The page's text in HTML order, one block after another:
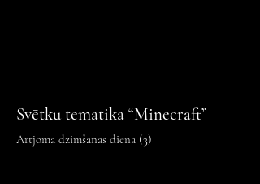
Svētku tematika “Minecraft”
Artjoma dzimšanas diena (3)